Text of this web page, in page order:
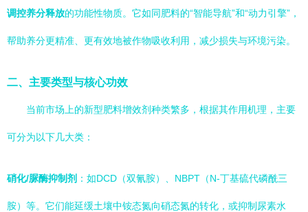
调控养分释放的功能性物质。它如同肥料的“智能导航”和“动力引擎”，
帮助养分更精准、更有效地被作物吸收利用，减少损失与环境污染。
二、主要类型与核心功效
当前市场上的新型肥料增效剂种类繁多，根据其作用机理，主要
可分为以下几大类：
硝化/脲酶抑制剂 ：如DCD（双氰胺）、NBPT（N-丁基硫代磷酰三
胺）等。它们能延缓土壤中铵态氮向硝态氮的转化，或抑制尿素水